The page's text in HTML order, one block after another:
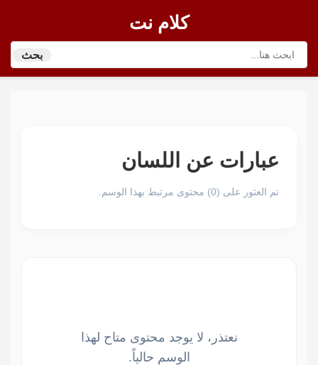
كلام نت
بحث
عبارات عن اللسان
تم العثور على (0) محتوى مرتبط بهذا الوسم.
نعتذر، لا يوجد محتوى متاح لهذا
الوسم حالياً.